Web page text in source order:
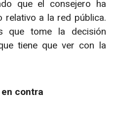
que el consejero ha
relativo a la red pública.
que tome la decisión
tiene que ver con la
contra